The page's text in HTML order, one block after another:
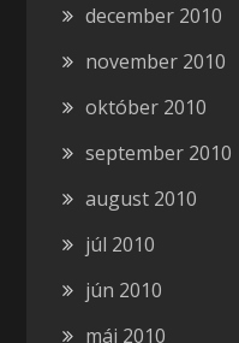
december 2010
november 2010
október 2010
september 2010
august 2010
júl 2010
jún 2010
máj 2010